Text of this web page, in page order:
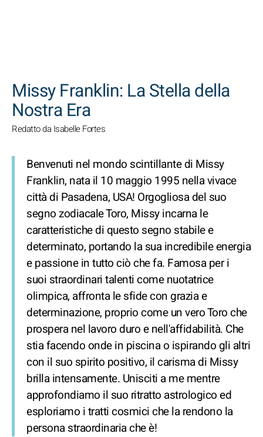
Missy Franklin: La Stella della
Nostra Era
Redatto da Isabelle Fortes
Benvenuti nel mondo scintillante di Missy
Franklin, nata il 10 maggio 1995 nella vivace
città di Pasadena, USA! Orgogliosa del suo
segno zodiacale Toro, Missy incarna le
caratteristiche di questo segno stabile e
determinato, portando la sua incredibile energia
e passione in tutto ciò che fa. Famosa per i
suoi straordinari talenti come nuotatrice
olimpica, affronta le sfide con grazia e
determinazione, proprio come un vero Toro che
prospera nel lavoro duro e nell'affidabilità. Che
stia facendo onde in piscina o ispirando gli altri
con il suo spirito positivo, il carisma di Missy
brilla intensamente. Unisciti a me mentre
approfondiamo il suo ritratto astrologico ed
esploriamo i tratti cosmici che la rendono la
persona straordinaria che è!